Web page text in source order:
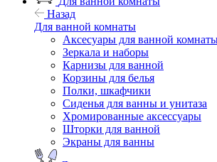
Назад
Для ванной комнаты
Аксесуары для ванной
Зеркала и наборы
Карнизы для ванной
Корзины для белья
Полки, шкафчики
Сиденья для ванны и унитаза
Хромированные аксессуары
Шторки для ванной
Экраны для ванны